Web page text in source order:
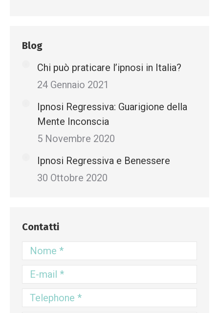
Blog
Chi può praticare l’ipnosi in Italia?
24 Gennaio 2021
Ipnosi Regressiva: Guarigione della
Mente Inconscia
5 Novembre 2020
Ipnosi Regressiva e Benessere
30 Ottobre 2020
Contatti
Nome *
E-mail *
Telephone *